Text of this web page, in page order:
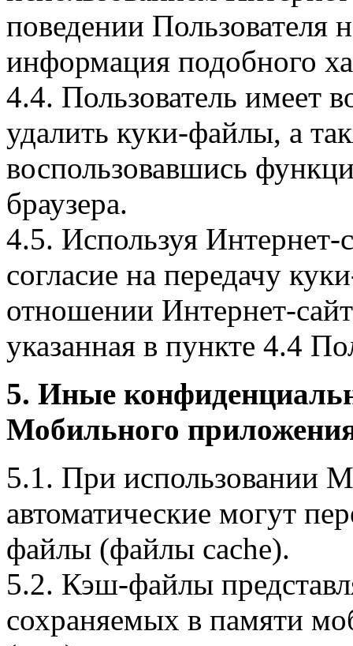
поведении Пользователя
информация подобного
4.4. Пользователь имеет
удалить куки-файлы, а
воспользовавшись
браузера.
4.5. Используя Интернет-
согласие на передачу
отношении Интернет-
указанная в пункте 4.4
5. Иные
Мобильного
5.1. При использовании
автоматические могут
файлы (файлы cache).
5.2. Кэш-файлы
сохраняемых в памяти